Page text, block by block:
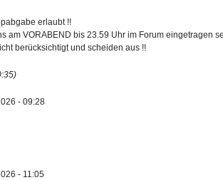
erlaubt !!
am VORABEND bis 23.59 Uhr im Forum eingetragen
berücksichtigt und scheiden aus !!
- 09:28
- 11:05